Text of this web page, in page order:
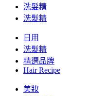
洗髮精
洗髮精
日用
洗髮精
精選品牌
Hair Recipe
美妝